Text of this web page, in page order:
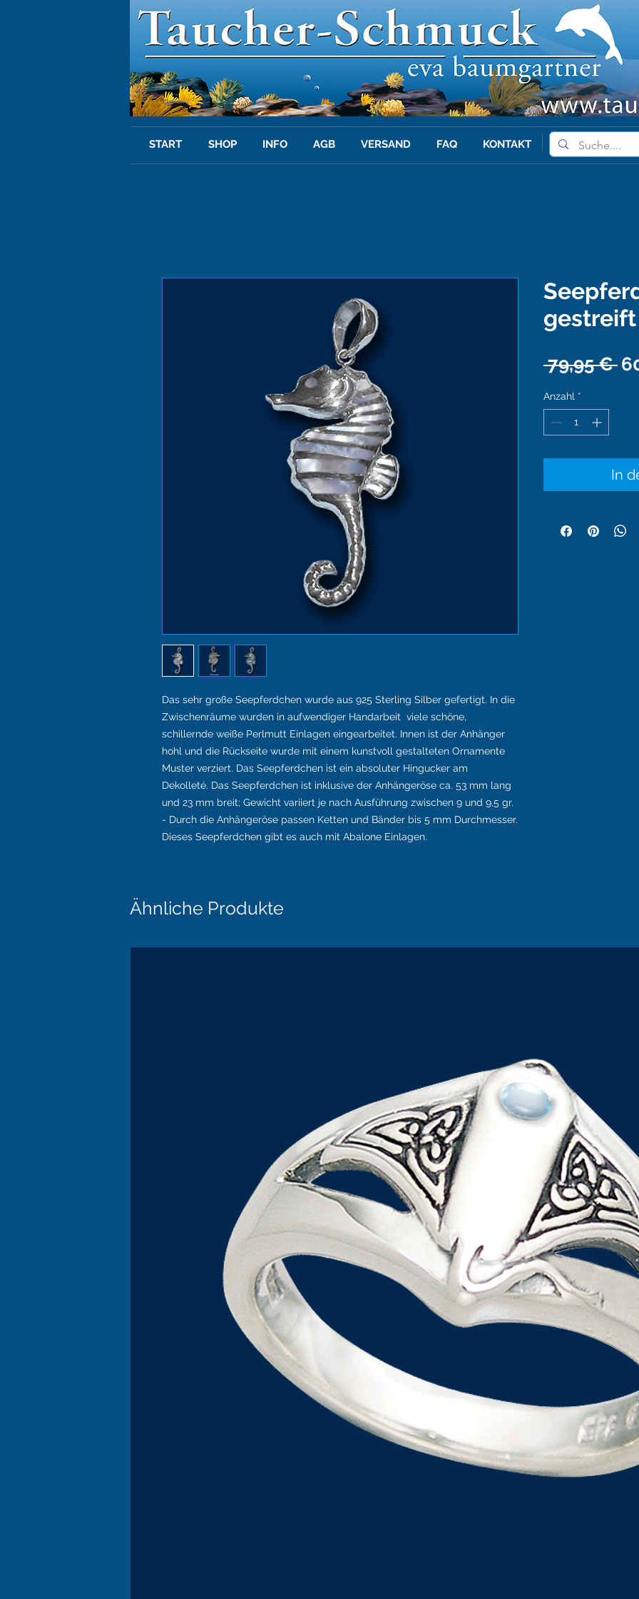
START SHOP INFO AGB VERSAND FAQ KONTAKT
Das sehr große Seepferdchen wurde aus 925 Sterling Silber gefertigt. In die
Zwischenräume wurden in aufwendiger Handarbeit viele schöne,
schillernde weiße Perlmutt Einlagen eingearbeitet. Innen ist der Anhänger
hohl und die Rückseite wurde mit einem kunstvoll gestalteten Ornamente
Muster verziert. Das Seepferdchen ist ein absoluter Hingucker am
Dekolleté. Das Seepferdchen ist inklusive der Anhängeröse ca. 53 mm lang
und 23 mm breit; Gewicht variiert je nach Ausführung zwischen 9 und 9,5 gr.
- Durch die Anhängeröse passen Ketten und Bänder bis 5 mm Durchmesser.
Dieses Seepferdchen gibt es auch mit Abalone Einlagen.
79,95 €
Anzahl *
In
Ähnliche Produkte